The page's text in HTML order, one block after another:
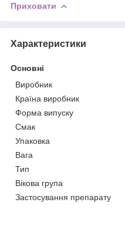
Приховати
Характеристики
Основні
Виробник
Країна виробник
Форма випуску
Смак
Упаковка
Вага
Тип
Вікова група
Застосування препарату